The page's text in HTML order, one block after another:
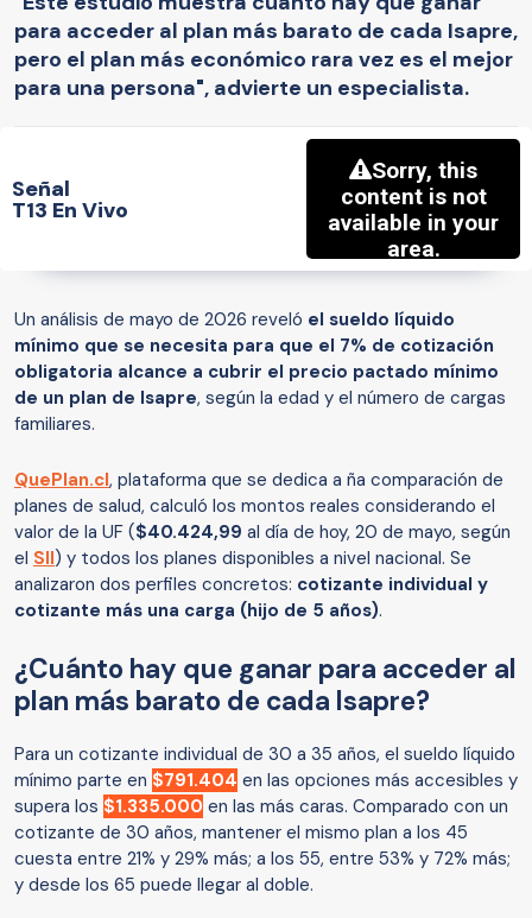
para acceder al plan más barato de cada Isapre,
pero el plan más económico rara vez es el mejor
para una persona", advierte un especialista.
Señal
T13 En Vivo
Un análisis de mayo de 2026 reveló el sueldo líquido
mínimo que se necesita para que el 7% de cotización
obligatoria alcance a cubrir el precio pactado mínimo
de un plan de Isapre, según la edad y el número de cargas
familiares.
QuePlan.cl, plataforma que se dedica a ña comparación de
planes de salud, calculó los montos reales considerando el
valor de la UF ($40.424,99 al día de hoy, 20 de mayo, según
el SII) y todos los planes disponibles a nivel nacional. Se
analizaron dos perfiles concretos: cotizante individual y
cotizante más una carga (hijo de 5 años).
¿Cuánto hay que ganar para acceder al
plan más barato de cada Isapre?
Para un cotizante individual de 30 a 35 años, el sueldo líquido
mínimo parte en $791.404 en las opciones más accesibles y
supera los $1.335.000 en las más caras. Comparado con un
cotizante de 30 años, mantener el mismo plan a los 45
cuesta entre 21% y 29% más; a los 55, entre 53% y 72% más;
y desde los 65 puede llegar al doble.